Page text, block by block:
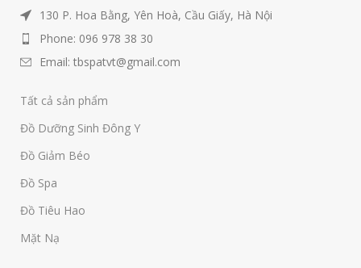
130 P. Hoa Bằng, Yên Hoà, Cầu Giấy, Hà Nội
Phone: 096 978 38 30
Email: tbspatvt@gmail.com
Tất cả sản phẩm
Đồ Dưỡng Sinh Đông Y
Đồ Giảm Béo
Đồ Spa
Đồ Tiêu Hao
Mặt Nạ